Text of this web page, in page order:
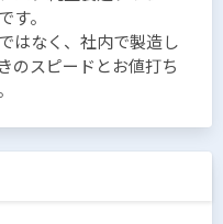
す。
はなく、社内で製造し
のスピードとお値打ち